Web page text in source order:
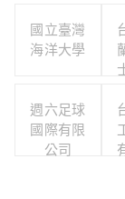
國立臺灣
海洋大學
週六足球
國際有限
公司